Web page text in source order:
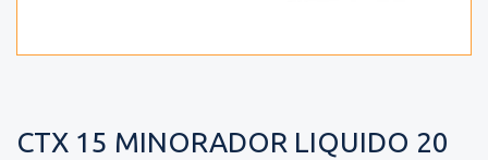
CTX 15 MINORADOR LIQUIDO 20